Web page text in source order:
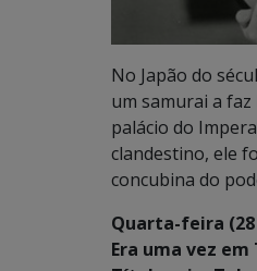
No Japão do
um samurai a
palácio do
clandestino, ele
concubina do
Quarta-feira
Era uma vez